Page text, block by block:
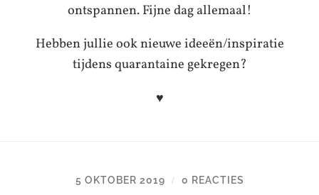
ontspannen. Fijne dag allemaal!
Hebben jullie ook nieuwe ideeën/inspiratie
tijdens quarantaine gekregen?
♥
5 OKTOBER 2019 / 0 REACTIES